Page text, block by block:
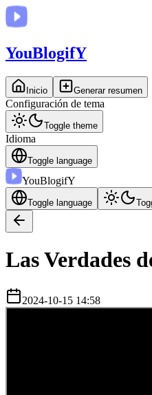
YouBlogifY
Inicio Generar resumen
Configuración de tema
Toggle theme
Idioma
Toggle language
YouBlogifY
Toggle language
Las Verdades
2024-10-15 14:58